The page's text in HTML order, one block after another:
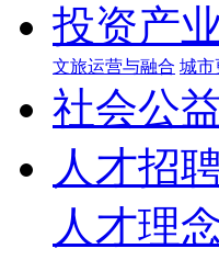
投资产
文旅运营与融合 城市
社会公益
人才招
人才理